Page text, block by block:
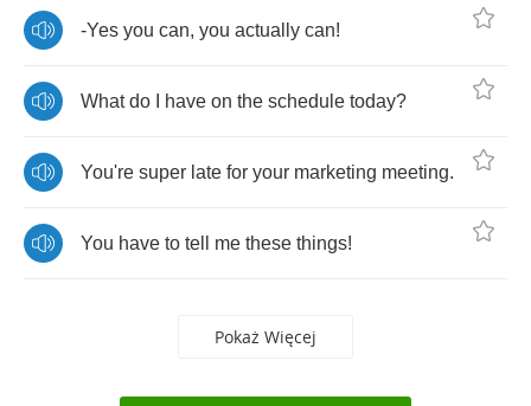
-Yes you can, you actually can!
What do have on the schedule today?
You're super late for your marketing meeting.
You have to tell me these things!
Pokaż Więcej